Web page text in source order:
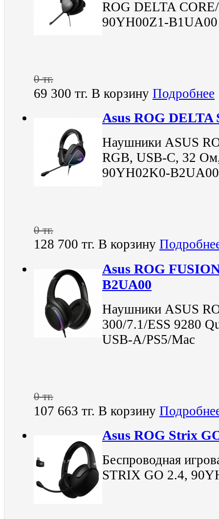
ROG DELTA
90YH00Z1-B1UA00
0 тг.
69 300 тг. В корзину Подробнее
Asus ROG DELTA
Наушники ASUS
RGB, USB-C, 32
90YH02K0-B2UA00
0 тг.
128 700 тг. В корзину
Asus ROG
B2UA00
Наушники ASUS
300/7.1/ESS 9280
USB-A/PS5/Mac
0 тг.
107 663 тг. В корзину
Asus ROG Strix
Беспроводная
STRIX GO 2.4,